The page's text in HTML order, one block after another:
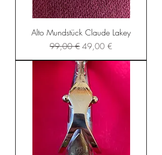
Alto Mundstück Claude Lakey
Standardpreis
99,00 €Sale-Preis
49,00 €